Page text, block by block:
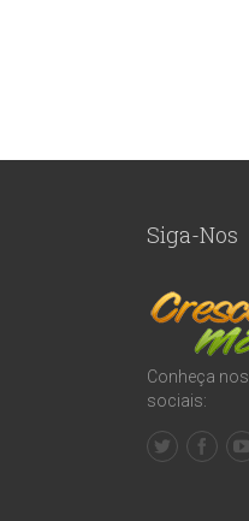
Siga-Nos
Conheça
sociais: